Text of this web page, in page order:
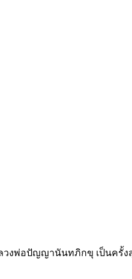
งพ่อปัญญานันทภิกขุ เป็นครั้